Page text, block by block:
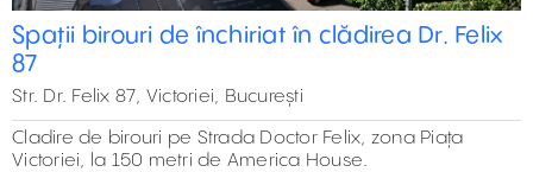
Spații birouri de închiriat în clădirea Dr. Felix
87
Str. Dr. Felix 87, Victoriei, București
Cladire de birouri pe Strada Doctor Felix, zona Piața
Victoriei, la 150 metri de America House.